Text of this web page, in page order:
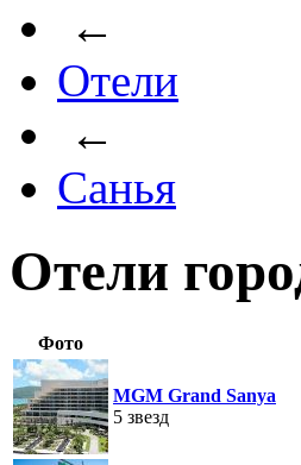
←
Отели
←
Санья
Отели
Фото
MGM Grand Sanya
5 звезд